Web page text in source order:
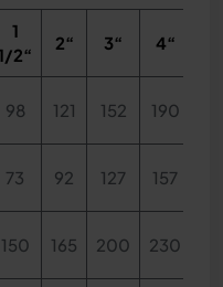
1
2“
2“ 3“ 4“
98 121 152 190
73 92 127 157
150 165 200 230